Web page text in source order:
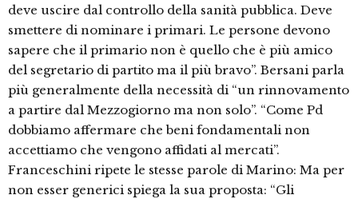
deve uscire dal controllo della sanità pubblica. Deve
smettere di nominare i primari. Le persone devono
sapere che il primario non è quello che è più amico
del segretario di partito ma il più bravo”. Bersani parla
più generalmente della necessità di “un rinnovamento
a partire dal Mezzogiorno ma non solo”. “Come Pd
dobbiamo affermare che beni fondamentali non
accettiamo che vengono affidati al mercati”.
Franceschini ripete le stesse parole di Marino: Ma per
non esser generici spiega la sua proposta: “Gli